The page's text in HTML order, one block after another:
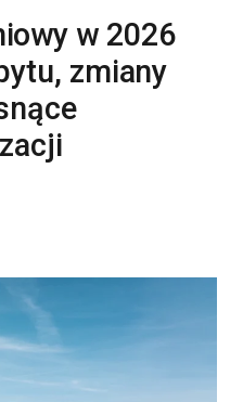
w 2026
zmiany